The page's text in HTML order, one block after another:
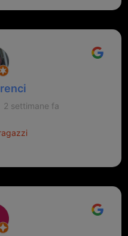
2 settimane fa